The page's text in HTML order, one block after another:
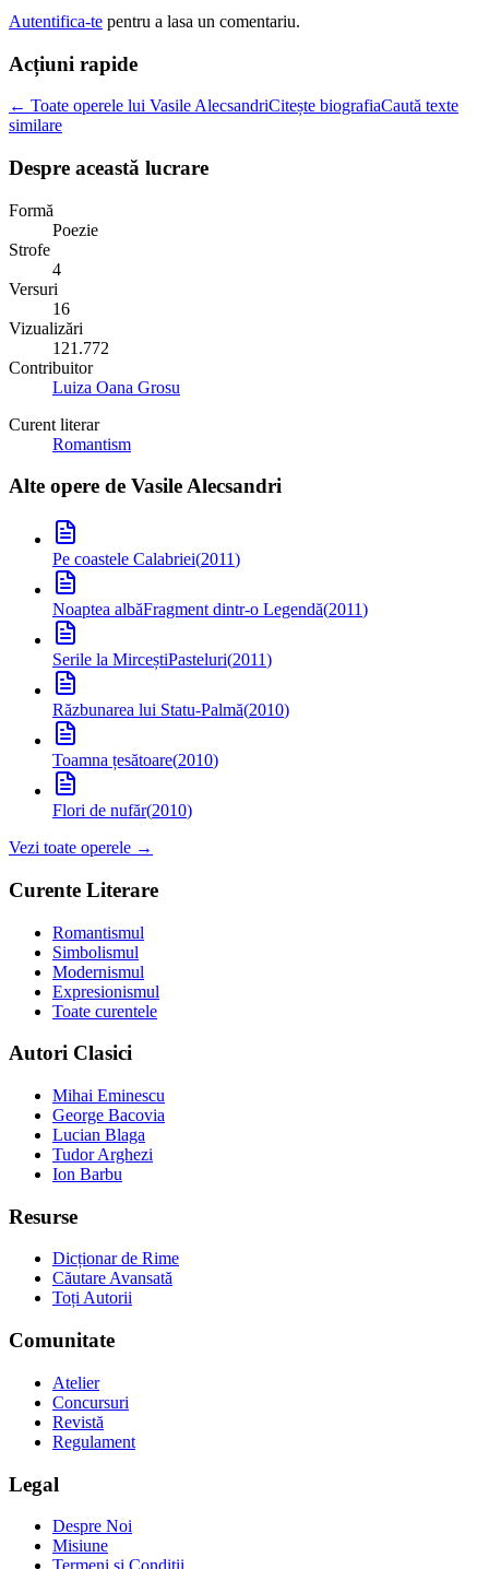
Autentifica-te pentru a lasa un comentariu.
Acțiuni rapide
← Toate operele lui Vasile AlecsandriCitește biografiaCaută texte
similare
Despre această lucrare
Formă
Poezie
Strofe
4
Versuri
16
Vizualizări
121.772
Contribuitor
Luiza Oana Grosu
Curent literar
Romantism
Alte opere de Vasile Alecsandri
Pe coastele Calabriei(2011)
Noaptea albăFragment dintr-o Legendă(2011)
Serile la MirceștiPasteluri(2011)
Răzbunarea lui Statu-Palmă(2010)
Toamna țesătoare(2010)
Flori de nufăr(2010)
Vezi toate operele →
Curente Literare
Romantismul
Simbolismul
Modernismul
Expresionismul
Toate curentele
Autori Clasici
Mihai Eminescu
George Bacovia
Lucian Blaga
Tudor Arghezi
Ion Barbu
Resurse
Dicționar de Rime
Căutare Avansată
Toți Autorii
Comunitate
Atelier
Concursuri
Revistă
Regulament
Legal
Despre Noi
Misiune